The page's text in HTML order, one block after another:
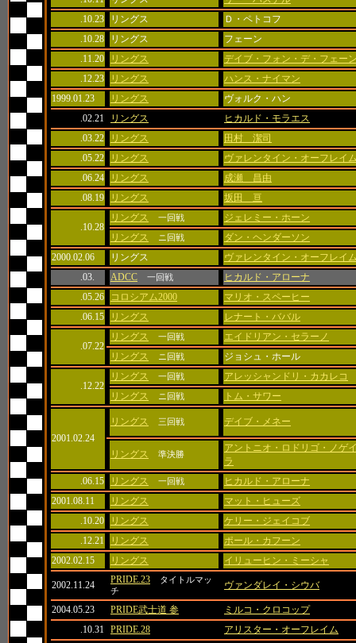
.10.23
リングス
Ｄ・ペトコフ
.10.28
リングス
フェーン
.11.20
リングス
デイブ・フォン・デ・フェー
.12.23
リングス
ハンス・ナイマン
1999.01.23
リングス
ヴォルク・ハン
.02.21
リングス
ヒカルド・モラエス
.03.22
リングス
田村 潔司
.05.22
リングス
ヴァレンタイン・オーフレイ
.06.24
リングス
成瀬 昌由
.08.19
リングス 坂田 亘
.10.28
リングス 一回戦
ジェレミー・ホーン
リングス
ニ回戦
ダン・ヘンダーソン
2000.02.06
リングス
ヴァレンタイン・オーフレイ
.03.
ADCC 一回戦
ヒカルド・アローナ
.05.26
コロシアム2000
マリオ・スペーヒー
.06.15
リングス レナート・ババル
.07.22
リングス 一回戦
エイドリアン・セラーノ
リングス
ニ回戦 ジョシュ・ホール
.12.22
リングス 一回戦
アレッシャンドリ・カカレコ
リングス
ニ回戦 トム・サワー
2001.02.24
リングス 三回戦 デイブ・メネー
リングス 準決勝
アントニオ・ロドリゴ・ノゲ
ラ
.06.15
リングス 一回戦
ヒカルド・アローナ
2001.08.11
リングス
マット・ヒューズ
.10.20
リングス
ケリー・ジェイコブ
.12.21
リングス
ポール・カフーン
2002.02.15
リングス イリューヒン・ミーシャ
2002.11.24 PRIDE.23
タイトルマッ
チ
ヴァンダレイ・シウバ
2004.05.23 PRIDE武士道 参
ミルコ・クロコップ
.10.31 PRIDE.28 アリスター・オーフレイム